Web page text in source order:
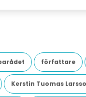
författare
Kerstin Tuomas